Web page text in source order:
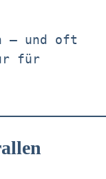
– und oft
für